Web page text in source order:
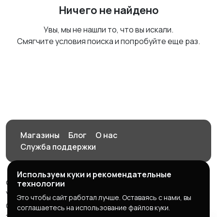
Ничего не найдено
Увы, мы не нашли то, что вы искали.
Смягчите условия поиска и попробуйте еще раз.
Магазины Блог
О нас
Служба поддержки
© 2026 Орен-АЙ - Авто | Недвижимость | Работа |
Услуги
Создал Карусов Е.С ООО "ЦПК" ИНН 5609203278 ОГРН
Используем куки и рекомендательные
технологии
Это чтобы сайт работал лучше. Оставаясь с нами, вы
соглашаетесь на использование файлов куки.